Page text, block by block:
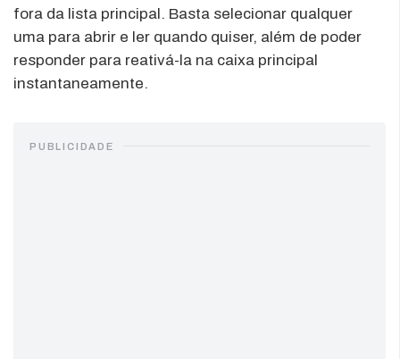
fora da lista principal. Basta selecionar qualquer
uma para abrir e ler quando quiser, além de poder
responder para reativá-la na caixa principal
instantaneamente.
PUBLICIDADE